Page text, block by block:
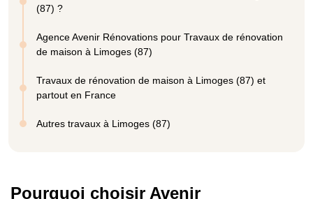
(87) ?
Agence Avenir Rénovations pour Travaux de rénovation
de maison à Limoges (87)
Travaux de rénovation de maison à Limoges (87) et
partout en France
Autres travaux à Limoges (87)
Pourquoi choisir Avenir